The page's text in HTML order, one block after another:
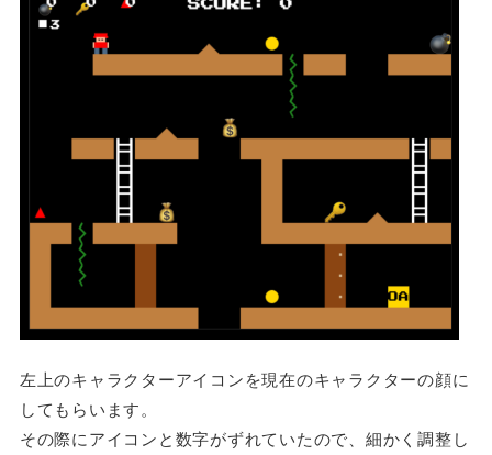
左上のキャラクターアイコンを現在のキャラクターの顔に
してもらいます。
その際にアイコンと数字がずれていたので、細かく調整し